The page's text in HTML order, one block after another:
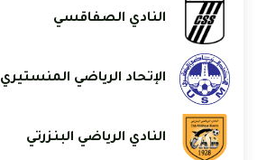
النادي الصفاقسي
الإتحاد الرياضي المنستيري
النادي الرياضي البنزرتي